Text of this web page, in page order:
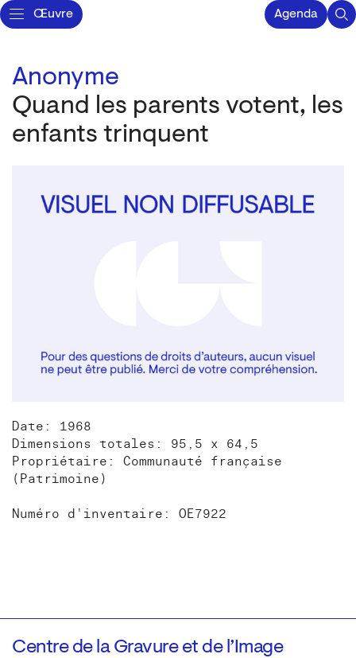
Œuvre Agenda
Anonyme
Quand les parents votent, les
enfants trinquent
Date: 1968
Dimensions totales: 95,5 x 64,5
Propriétaire: Communauté française
(Patrimoine)
Numéro d'inventaire: OE7922
Centre de la Gravure et de l’Image